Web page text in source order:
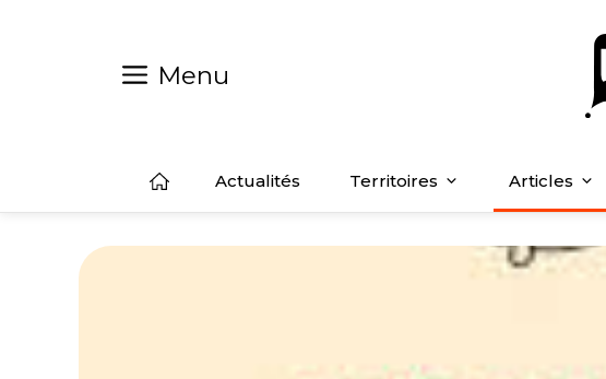
Menu
Actualités Territoires Articles